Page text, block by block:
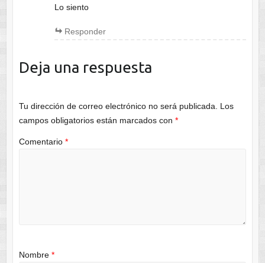
Lo siento
Responder
Deja una respuesta
Tu dirección de correo electrónico no será publicada. Los
campos obligatorios están marcados con *
Comentario *
Nombre *